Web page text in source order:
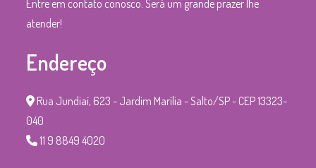
Entre em contato conosco. Será um grande prazer lhe
atender!
Endereço
Rua Jundiaí, 623 - Jardim Marília - Salto/SP - CEP 13323-
040
11 9 8849 4020